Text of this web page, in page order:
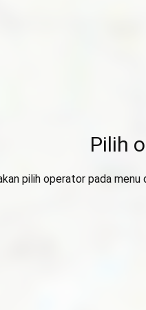
Pilih
pilih operator pada